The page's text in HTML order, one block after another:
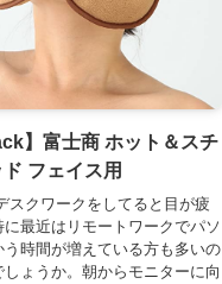
】富士商 ホット＆スチ
フェイス用
スクワークをしてると目が疲
最近はリモートワークでパソ
う時間が増えている方も多いの
ょうか。朝からモニターに向